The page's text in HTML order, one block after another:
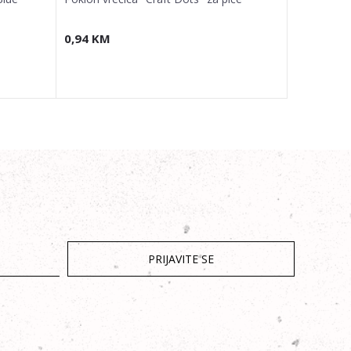
0,94 KM
PRIJAVITE SE